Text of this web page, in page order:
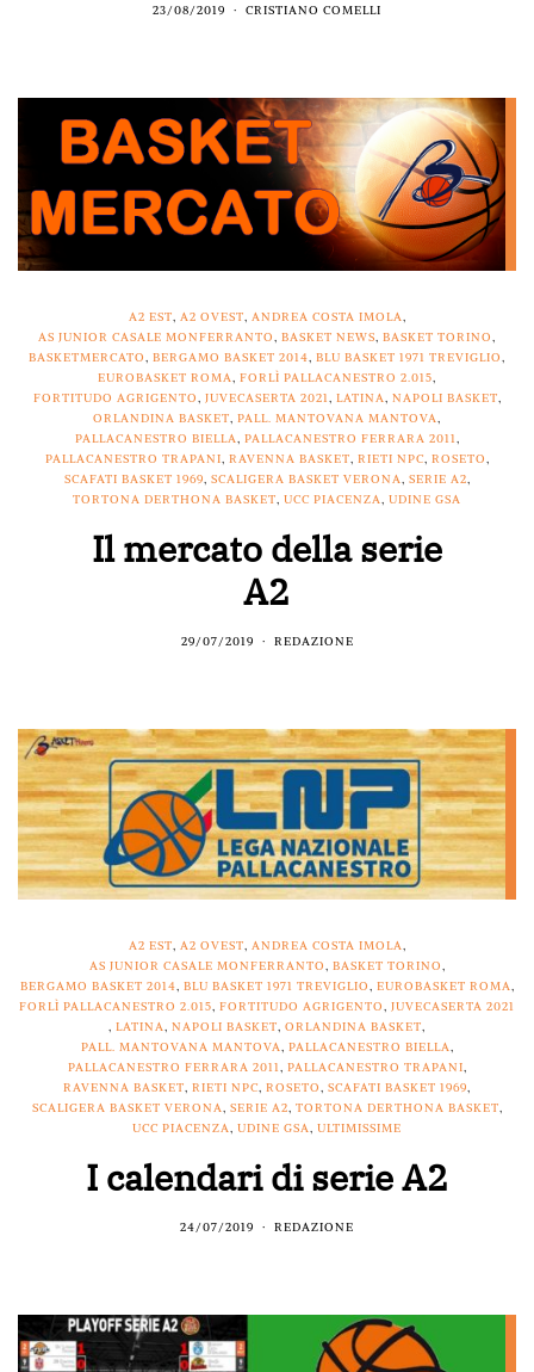
23/08/2019 CRISTIANO COMELLI
A2 EST, A2 OVEST, ANDREA COSTA IMOLA,
AS JUNIOR CASALE MONFERRANTO, BASKET NEWS, BASKET TORINO,
BASKETMERCATO, BERGAMO BASKET 2014, BLU BASKET 1971 TREVIGLIO,
EUROBASKET ROMA, FORLÌ PALLACANESTRO 2.015,
FORTITUDO AGRIGENTO, JUVECASERTA 2021, LATINA, NAPOLI BASKET,
ORLANDINA BASKET, PALL. MANTOVANA MANTOVA,
PALLACANESTRO BIELLA, PALLACANESTRO FERRARA 2011,
PALLACANESTRO TRAPANI, RAVENNA BASKET, RIETI NPC, ROSETO,
SCAFATI BASKET 1969, SCALIGERA BASKET VERONA, SERIE A2,
TORTONA DERTHONA BASKET, UCC PIACENZA, UDINE GSA
Il mercato della serie
A2
29/07/2019 REDAZIONE
A2 EST, A2 OVEST, ANDREA COSTA IMOLA,
AS JUNIOR CASALE MONFERRANTO, BASKET TORINO,
BERGAMO BASKET 2014, BLU BASKET 1971 TREVIGLIO, EUROBASKET ROMA,
FORLÌ PALLACANESTRO 2.015, FORTITUDO AGRIGENTO, JUVECASERTA 2021
, LATINA, NAPOLI BASKET, ORLANDINA BASKET,
PALL. MANTOVANA MANTOVA, PALLACANESTRO BIELLA,
PALLACANESTRO FERRARA 2011, PALLACANESTRO TRAPANI,
RAVENNA BASKET, RIETI NPC, ROSETO, SCAFATI BASKET 1969,
SCALIGERA BASKET VERONA, SERIE A2, TORTONA DERTHONA BASKET,
UCC PIACENZA, UDINE GSA, ULTIMISSIME
I calendari di serie A2
24/07/2019 REDAZIONE